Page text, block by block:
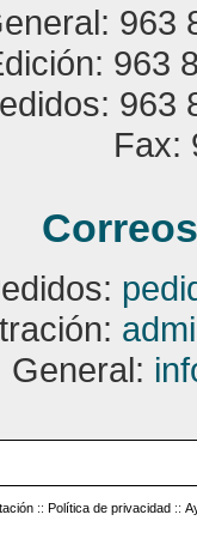
963
963
963
Fax:
General:
:: Política de privacidad ::